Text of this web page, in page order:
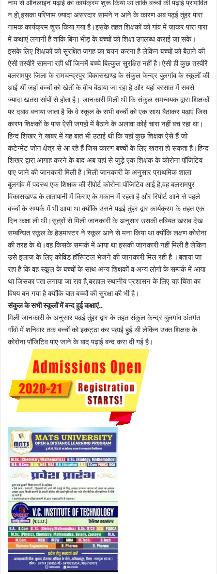
नाम से ऑनलाइन पढ़ाई का कार्यक्रम शुरू किया था ताकि बच्चों की पढ़ाई प्रभावित
न हो,इसका परिणाम ज्यादा असरदार सामने न आने के कारण अब पढ़ई तुंहर पारा
नामक कार्यक्रम शुरू किया गया है।इसके तहत शिक्षकों को गांव में जाकर पारा पारा
में कक्षाएं लगानी है ताकि बिना भीड़ के बच्चों को शिक्षा उपलब्ध कराई जा सके।
इसके लिए शिक्षकों को सुरक्षित जगह का चयन करना है लेकिन बच्चों को बैठाने की
ऐसी तस्वीरें सामना रही थीं जिनमें बच्चे बिल्कुल सुरक्षित नहीं है।ऐसी ही कुछ तस्वीरें
बलरामपुर जिला के रामचन्द्रपुर विकासखण्ड के संकुल केन्द्र बुलगांव के स्कूलों की
आईं थीं जहां बच्चों को खेतों के बीच बैठाया जा रहा है और यहां बरसात में सबसे
ज्यादा खतरा सांपों से होता है। जानकारी मिली थी कि संकुल समन्वयक द्वारा शिक्षकों
पर दबाव बनाया जाता है कि वे स्कूल के सभी बच्चों को एक साथ बैठाकर पढ़ाएं जिस
कारण शिक्षकों के पास ऐसी जगहों में बैठाने के अलावा कोई चारा नहीं बच रहा था।
हिन्द शिखर ने खबर में यह बात भी उठाई थी कि यहां कुछ शिक्षक ऐसे हैं जो
कंटेन्मेंट जोन क्षेत्र से आ रहे हैं जिस कारण बच्चों के लिए खतरा हो सकता है।हिन्द
शिखर द्वारा आगाह करने के बाद अब यहां से जुड़े एक शिक्षक के कोरोना पॉजिटिव
पाए जाने की जानकारी मिली है।मिली जानकारी के अनुसार प्राथमिक शाला
बुलगांव में पदस्थ एक शिक्षक की रीपोर्ट कोरोना पॉजिटिव आई है,वह बलरामपुर
विकासखण्ड के तातापानी में किराए के मकान में रहता है और रिपोर्ट आने से पहले
बच्चों के सम्पर्क में भी आया था क्योंकि उसने पढ़ई तुंहर द्वार कार्यक्रम के तहत एक
दिन कक्षा ली थी।सूत्रों से मिली जानकारी के अनुसार उसकी तबियत खराब देख
सम्बन्धित स्कूल के हेडमास्टर ने स्कूल आने से मना किया था क्योंकि लक्षण कोरोना
की तरह के थे।वह किसके सम्पर्क में आया था इसकी जानकारी नहीं मिली है लेकिन
उसे इलाज के लिए कोविड हॉस्पिटल भेजने की जानकारी मिल रही है ।बताया जा
रहा है कि वह स्कूल के बच्चों के साथ अन्य शिक्षकों व अन्य लोगों के सम्पर्क में आया
था जिसका पता लगाया जा रहा है,बरहाल स्थानीय प्रशासन के लिए यह चिंता का
विषय बन गया है क्योंकि बात बच्चों की सुरक्षा की भी है।
संकुल के सभी स्कूलों में बन्द हुई कक्षाएं..
मिली जानकारी के अनुसार पढ़ई तुंहर द्वार के तहत संकुल केन्द्र बुलगांव अंतर्गत
गाँवो में शनिवार तक बच्चों को इकट्ठा कर पढ़ाई हुई थी लेकिन उक्त शिक्षक के
कोरोना पॉजिटिव पाए जाने के बाद पढ़ाई बन्द करा दी गई है।